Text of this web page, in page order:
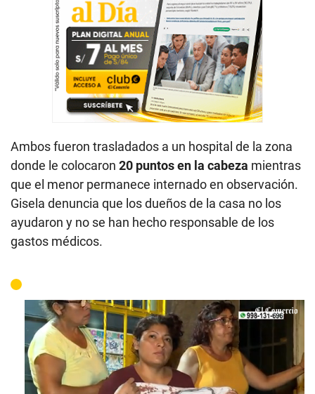
Ambos fueron trasladados a un hospital de la zona
donde le colocaron 20 puntos en la cabeza mientras
que el menor permanece internado en observación.
Gisela denuncia que los dueños de la casa no los
ayudaron y no se han hecho responsable de los
gastos médicos.